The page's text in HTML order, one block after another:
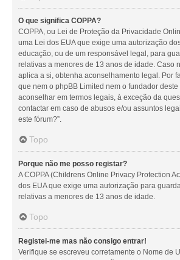
O que significa COPPA?
COPPA, ou Lei de Proteção da Privacidade
uma Lei dos EUA que exige uma autorização
educação, ou de um responsável legal, para
relativas a menores de 13 anos de idade. Caso
aplica a si, obtenha aconselhamento legal. Por
que nem o phpBB Limited nem o fundador deste
aconselhar em termos legais, à exceção da
contactar em caso de abusos e/ou assuntos
este fórum?”.
Topo
Porque não me posso registar?
A COPPA (Childrens Online Privacy Protection
dos EUA que exige uma autorização para
relativas a menores de 13 anos de idade.
Topo
Registei-me mas não consigo entrar!
Verifique se escreveu corretamente o Nome de